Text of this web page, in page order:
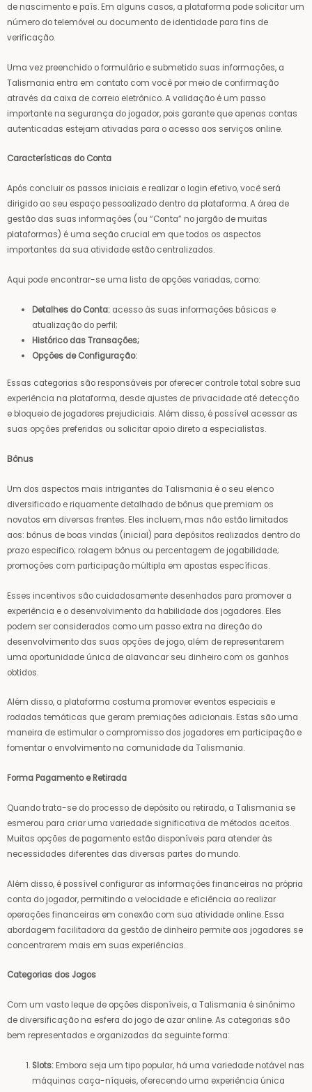
de nascimento e país. Em alguns casos, a plataforma pode solicitar um
número do telemóvel ou documento de identidade para fins de
verificação.
Uma vez preenchido o formulário e submetido suas informações, a
Talismania entra em contato com você por meio de confirmação
através da caixa de correio eletrônico. A validação é um passo
importante na segurança do jogador, pois garante que apenas contas
autenticadas estejam ativadas para o acesso aos serviços online.
Características do Conta
Após concluir os passos iniciais e realizar o login efetivo, você será
dirigido ao seu espaço pessoalizado dentro da plataforma. A área de
gestão das suas informações (ou “Conta” no jargão de muitas
plataformas) é uma seção crucial em que todos os aspectos
importantes da sua atividade estão centralizados.
Aqui pode encontrar-se uma lista de opções variadas, como:
Detalhes do Conta: acesso às suas informações básicas e
atualização do perfil;
Histórico das Transações;
Opções de Configuração:
Essas categorias são responsáveis por oferecer controle total sobre sua
experiência na plataforma, desde ajustes de privacidade até detecção
e bloqueio de jogadores prejudiciais. Além disso, é possível acessar as
suas opções preferidas ou solicitar apoio direto a especialistas.
Bônus
Um dos aspectos mais intrigantes da Talismania é o seu elenco
diversificado e riquamente detalhado de bônus que premiam os
novatos em diversas frentes. Eles incluem, mas não estão limitados
aos: bônus de boas vindas (inicial) para depósitos realizados dentro do
prazo especifico; rolagem bônus ou percentagem de jogabilidade;
promoções com participação múltipla em apostas específicas.
Esses incentivos são cuidadosamente desenhados para promover a
experiência e o desenvolvimento da habilidade dos jogadores. Eles
podem ser considerados como um passo extra na direção do
desenvolvimento das suas opções de jogo, além de representarem
uma oportunidade única de alavancar seu dinheiro com os ganhos
obtidos.
Além disso, a plataforma costuma promover eventos especiais e
rodadas temáticas que geram premiações adicionais. Estas são uma
maneira de estimular o compromisso dos jogadores em participação e
fomentar o envolvimento na comunidade da Talismania.
Forma Pagamento e Retirada
Quando trata-se do processo de depósito ou retirada, a Talismania se
esmerou para criar uma variedade significativa de métodos aceitos.
Muitas opções de pagamento estão disponíveis para atender às
necessidades diferentes das diversas partes do mundo.
Além disso, é possível configurar as informações financeiras na própria
conta do jogador, permitindo a velocidade e eficiência ao realizar
operações financeiras em conexão com sua atividade online. Essa
abordagem facilitadora da gestão de dinheiro permite aos jogadores se
concentrarem mais em suas experiências.
Categorias dos Jogos
Com um vasto leque de opções disponíveis, a Talismania é sinônimo
de diversificação na esfera do jogo de azar online. As categorias são
bem representadas e organizadas da seguinte forma:
Slots: Embora seja um tipo popular, há uma variedade notável nas
máquinas caça-níqueis, oferecendo uma experiência única